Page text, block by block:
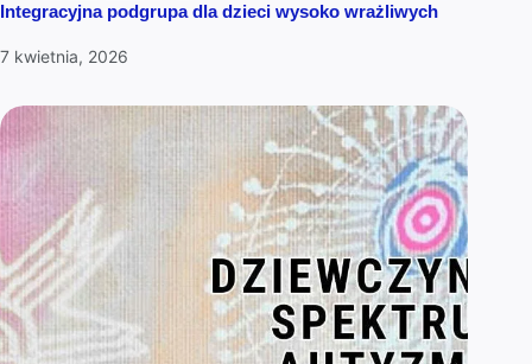
Integracyjna podgrupa dla dzieci wysoko wrażliwych
7 kwietnia, 2026